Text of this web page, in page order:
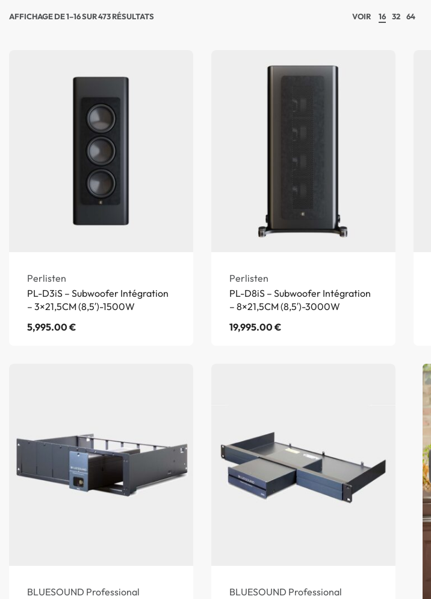
AFFICHAGE DE 1–16 SUR 473 RÉSULTATS VOIR 16 32 64
Perlisten
PL-D3iS – Subwoofer Intégration
– 3×21,5CM (8,5′)-1500W
5,995.00€
Perlisten
PL-D8iS – Subwoofer Intégration
– 8×21,5CM (8,5′)-3000W
19,995.00€
BLUESOUND Professional
BLUESOUND Professional